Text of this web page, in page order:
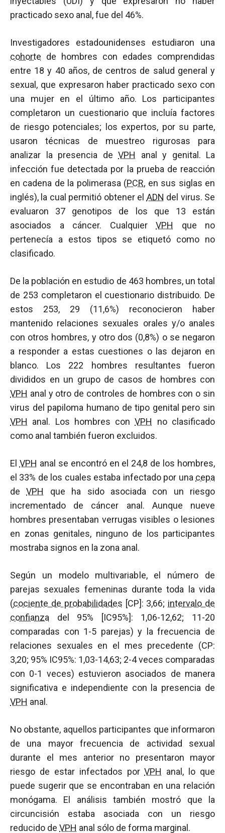
practicado sexo anal, fue del 46%.
Investigadores estadounidenses estudiaron una
cohorte de hombres con edades comprendidas
entre 18 y 40 años, de centros de salud general y
sexual, que expresaron haber practicado sexo con
una mujer en el último año. Los participantes
completaron un cuestionario que incluía factores
de riesgo potenciales; los expertos, por su parte,
usaron técnicas de muestreo rigurosas para
analizar la presencia de VPH anal y genital. La
infección fue detectada por la prueba de reacción
en cadena de la polimerasa (PCR, en sus siglas en
inglés), la cual permitió obtener el ADN del virus. Se
evaluaron 37 genotipos de los que 13 están
asociados a cáncer. Cualquier VPH que no
pertenecía a estos tipos se etiquetó como no
clasificado.
De la población en estudio de 463 hombres, un total
de 253 completaron el cuestionario distribuido. De
estos 253, 29 (11,6%) reconocieron haber
mantenido relaciones sexuales orales y/o anales
con otros hombres, y otro dos (0,8%) o se negaron
a responder a estas cuestiones o las dejaron en
blanco. Los 222 hombres resultantes fueron
divididos en un grupo de casos de hombres con
VPH anal y otro de controles de hombres con o sin
virus del papiloma humano de tipo genital pero sin
VPH anal. Los hombres conVPH
no clasificado
como anal también fueron excluidos.
El VPH anal se encontró en el 24,8 de los hombres,
el 33% de los cuales estaba infectado por una cepa
deVPH
que ha sido asociada con un riesgo
incrementado de cáncer anal. Aunque nueve
hombres presentaban verrugas visibles o lesiones
en zonas genitales, ninguno de los participantes
mostraba signos en la zona anal.
Según un modelo multivariable, el número de
parejas sexuales femeninas durante toda la vida
(cociente de probabilidades [CP]: 3,66; intervalo de
confianza del 95% [IC95%]: 1,06-12,62; 11-20
comparadas con 1-5 parejas) y la frecuencia de
relaciones sexuales en el mes precedente (CP:
3,20; 95% IC95%: 1,03-14,63; 2-4 veces comparadas
con 0-1 veces) estuvieron asociados de manera
significativa e independiente con la presencia de
VPH anal.
No obstante, aquellos participantes que informaron
de una mayor frecuencia de actividad sexual
durante el mes anterior no presentaron mayor
riesgo de estar infectados porVPH anal, lo que
puede sugerir que se encontraban en una relación
monógama. El análisis también mostró que la
circuncisión estaba asociada con un riesgo
reducido de VPH anal sólo de forma marginal.